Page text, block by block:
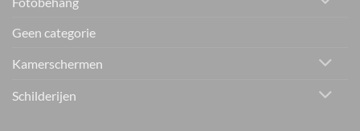
Geen categorie
Kamerschermen
Schilderijen